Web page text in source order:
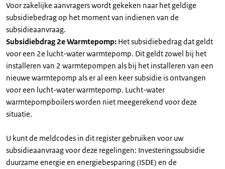
Voor zakelijke aanvragers wordt gekeken naar het geldige
subsidiebedrag op het moment van indienen van de
subsidieaanvraag.
Subsidiebdrag 2e Warmtepomp: Het subsidiebedrag dat geldt
voor een 2e lucht-water warmtepomp. Dit geldt zowel bij het
installeren van 2 warmtepompen als bij het installeren van een
nieuwe warmtepomp als er al een keer subsidie is ontvangen
voor een lucht-water warmtepomp. Lucht-water
warmtepompboilers worden niet meegerekend voor deze
situatie.
U kunt de meldcodes in dit register gebruiken voor uw
subsidieaanvraag voor deze regelingen: Investeringssubsidie
duurzame energie en energiebesparing (ISDE) en de